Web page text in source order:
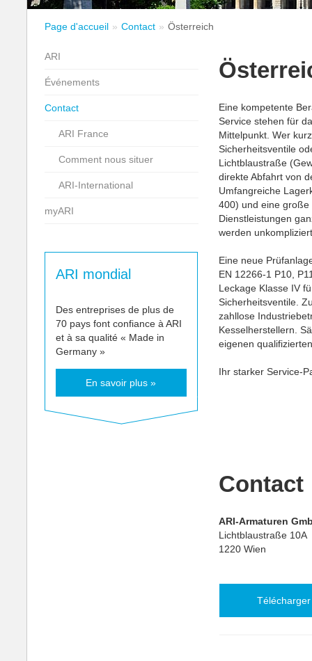
Page d'accueil Contact Österreich
Eine kompetente
Service stehen für
Mittelpunkt. Wer
Sicherheitsventile
Lichtblaustraße
direkte Abfahrt von
Umfangreiche
400) und eine
Dienstleistungen
werden
Eine neue
EN 12266-1 P10,
Leckage Klasse IV
Sicherheitsventile.
zahllose
Kesselherstellern.
eigenen
Ihr starker Service-
Contact
ARI-Armaturen
Lichtblaustraße 10A
1220 Wien
ARI
Événements
Contact
ARI France
Comment nous situer
ARI-International
myARI
ARI mondial
Des entreprises de plus de
70 pays font confiance à ARI
et à sa qualité « Made in
Germany »
En savoir plus »